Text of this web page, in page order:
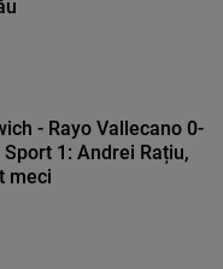
- Rayo Vallecano 0-
Sport 1: Andrei Rațiu,
meci